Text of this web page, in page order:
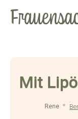
Mit
Rene